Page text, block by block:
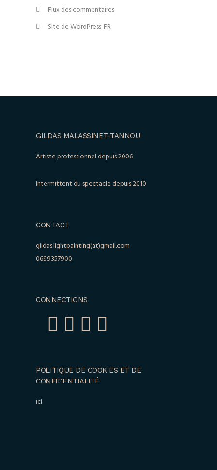
Flux des commentaires
Site de WordPress-FR
GILDAS MALASSINET-TANNOU
Artiste professionnel depuis 2006
Intermittent du spectacle depuis 2010
CONTACT
gildas.lightpainting(at)gmail.com
0699357900
CONNECTIONS
POLITIQUE DE COOKIES ET DE
CONFIDENTIALITÉ
Ici